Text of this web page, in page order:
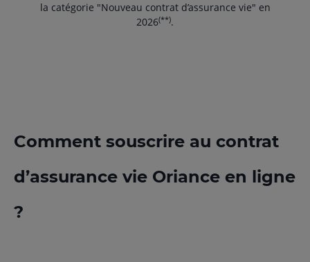
la catégorie "Nouveau contrat d’assurance vie" en
2026(**).
Comment souscrire au contrat
d’assurance vie Oriance en ligne
?